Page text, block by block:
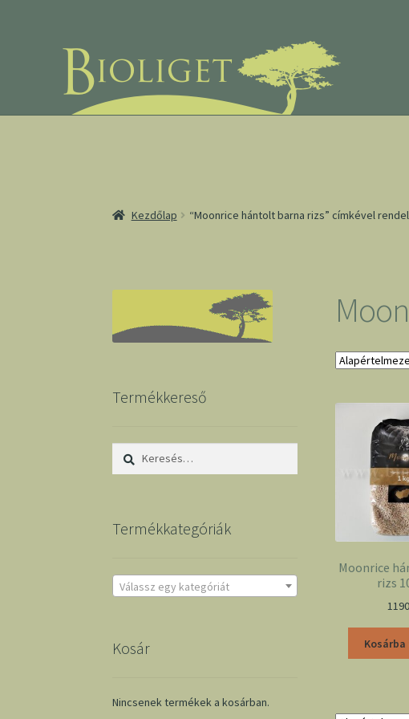
Kezdőlap “Moonrice hántolt barna rizs” címkével
Moonrice
rizs
1190
Kosárba
Termékkereső
Keresés:
Termékkategóriák
Válassz egy kategóriát
Kosár
Nincsenek termékek a kosárban.